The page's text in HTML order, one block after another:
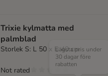
Trixie kylmatta med
palmblad
Storlek S: L 50 x B 40 cmLägsta pris under
30 dagar före
rabatten
Not rated